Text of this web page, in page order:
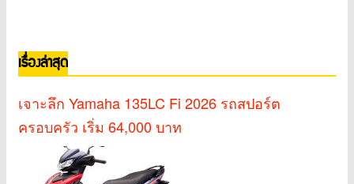
เรื่องล่าสุด
เจาะลึก Yamaha 135LC Fi 2026 รถสปอร์ต
ครอบครัว เริ่ม 64,000 บาท